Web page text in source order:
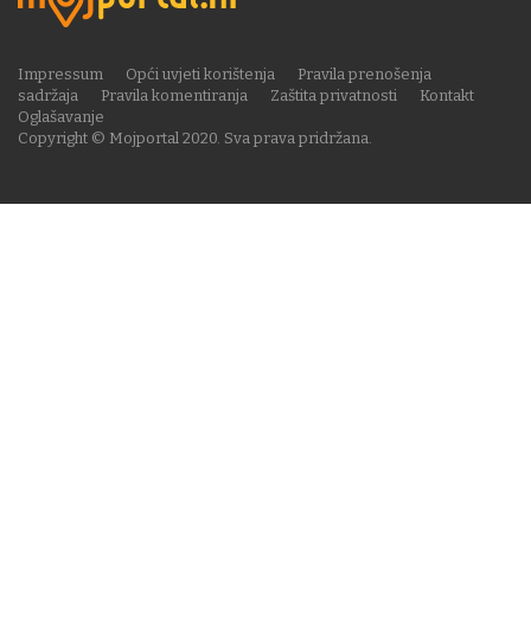
Copyright © Mojportal 2020. Sva prava pridržana.
Impressum Opći uvjeti korištenja
Pravila prenošenja
sadržaja
Pravila komentiranja Zaštita privatnosti
Kontakt
Oglašavanje